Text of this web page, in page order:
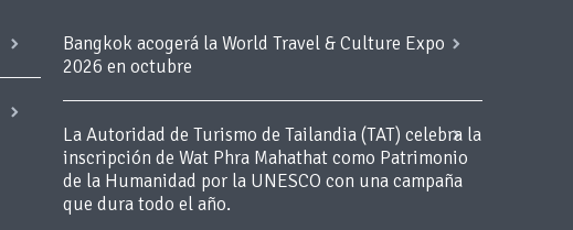
Bangkok acogerá la World Travel & Culture Expo
2026 en octubre
La Autoridad de Turismo de Tailandia (TAT) celebra la
inscripción de Wat Phra Mahathat como Patrimonio
de la Humanidad por la UNESCO con una campaña
que dura todo el año.